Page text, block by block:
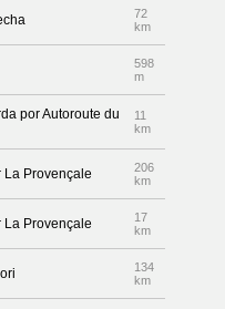
72
km
598
m
por Autoroute du
11
km
La Provençale
206
km
La Provençale
17
km
134
km